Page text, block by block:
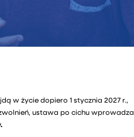
w życie dopiero 1 stycznia 2027 r.,
ustawa po cichu wprowadza